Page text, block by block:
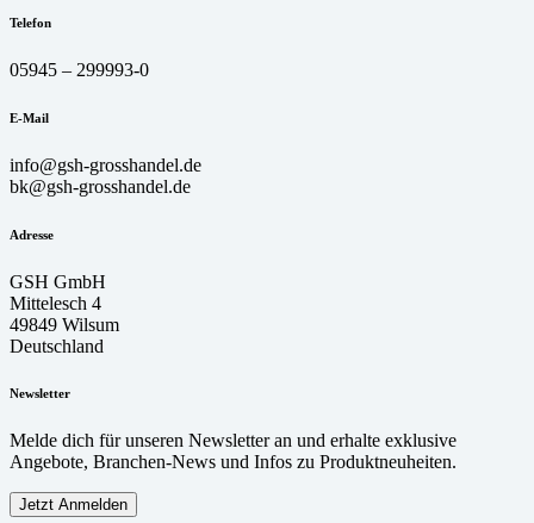
Telefon
05945 – 299993-0
E-Mail
info@gsh-grosshandel.de
bk@gsh-grosshandel.de
Adresse
GSH GmbH
Mittelesch 4
49849 Wilsum
Deutschland
Newsletter
Melde dich für unseren Newsletter an und erhalte exklusive
Angebote, Branchen-News und Infos zu Produktneuheiten.
Jetzt Anmelden